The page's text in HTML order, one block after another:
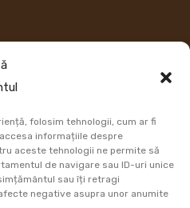
folosim tehnologii, cum ar fi
informațiile despre
aceste tehnologii ne permite să
de navigare sau ID-uri unice
sau îți retragi
negative asupra unor anumite